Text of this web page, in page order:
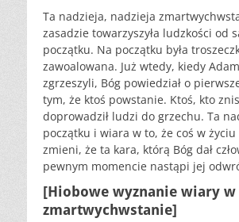
Ta nadzieja, nadzieja
zasadzie towarzyszyła ludzkości od
początku. Na początku była
zawoalowana. Już wtedy, kiedy
zgrzeszyli, Bóg powiedział o
tym, że ktoś powstanie. Ktoś, kto
doprowadził ludzi do grzechu. Ta
początku i wiara w to, że coś w życiu
zmieni, że ta kara, którą Bóg dał
pewnym momencie nastąpi jej
[Hiobowe wyznanie wiary w
zmartwychwstanie]